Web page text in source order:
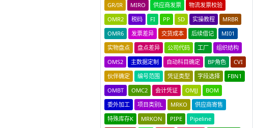
GR/IR
MIRO 供应商发票
物流发票校验
OMR2
税码 FI PP SD 实操教程
MRBR
OMR6
发票差异 交货成本 后续借记
MI01
实物盘点
盘点差异 公司代码 工厂
组织结构
OMS2
主数据定制 自动科目确定 BP角色
CVI
伙伴确定
编号范围 凭证类型 字段选择
FBN1
OMBT
OMC2 会计凭证 OMJJ
BOM
委外加工
项目类别L MRKO
供应商寄售
特殊库存K
MRKON PIPE
Pipeline